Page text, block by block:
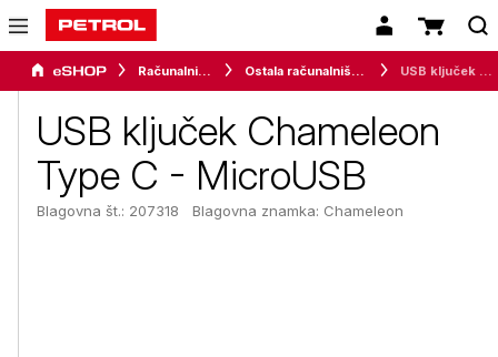
Računalništvo Ostala računalniška oprema
USB ključek Chameleon
Type C - MicroUSB
Blagovna št.: 207318 Blagovna znamka: Chameleon